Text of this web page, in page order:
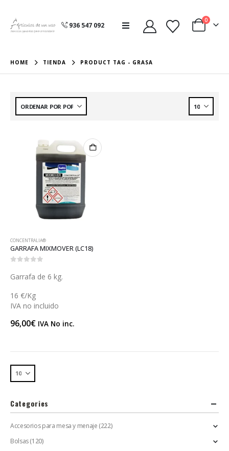
936 547 092
0
HOME TIENDA PRODUCT TAG - GRASA
CONCENTRALIA®
GARRAFA MIXMOVER (LC18)
Garrafa de 6 kg.
16 €/Kg
IVA no incluido
96,00€ IVA No inc.
Categories
Accesorios para mesa y menaje (222)
Bolsas(120)